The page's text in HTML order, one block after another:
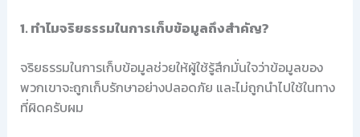
1. ทำไมจริยธรรมในการเก็บข้อมูลถึงสำคัญ?
จริยธรรมในการเก็บข้อมูลช่วยให้ผู้ใช้รู้สึกมั่นใจว่าข้อมูลของ
พวกเขาจะถูกเก็บรักษาอย่างปลอดภัย และไม่ถูกนำไปใช้ในทาง
ที่ผิดครับผม